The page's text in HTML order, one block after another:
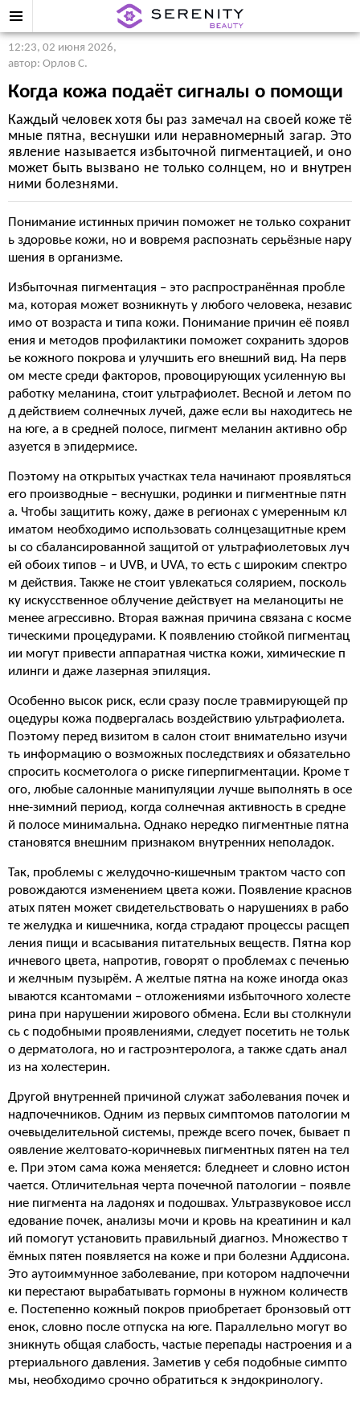
12:23, 02 июня 2026,
автор: Орлов С.
Когда кожа подаёт сигналы о помощи
Каждый человек хотя бы раз замечал на своей коже тё
мные пятна, веснушки или неравномерный загар. Это
явление называется избыточной пигментацией, и оно
может быть вызвано не только солнцем, но и внутрен
ними болезнями.
Понимание истинных причин поможет не только сохранит
ь здоровье кожи, но и вовремя распознать серьёзные нару
шения в организме.
Избыточная пигментация – это распространённая пробле
ма, которая может возникнуть у любого человека, независ
имо от возраста и типа кожи. Понимание причин её появл
ения и методов профилактики поможет сохранить здоров
ье кожного покрова и улучшить его внешний вид. На перв
ом месте среди факторов, провоцирующих усиленную вы
работку меланина, стоит ультрафиолет. Весной и летом по
д действием солнечных лучей, даже если вы находитесь не
на юге, а в средней полосе, пигмент меланин активно обр
азуется в эпидермисе.
Поэтому на открытых участках тела начинают проявляться
его производные – веснушки, родинки и пигментные пятн
а. Чтобы защитить кожу, даже в регионах с умеренным кл
иматом необходимо использовать солнцезащитные крем
ы со сбалансированной защитой от ультрафиолетовых луч
ей обоих типов – и UVB, и UVA, то есть с широким спектро
м действия. Также не стоит увлекаться солярием, посколь
ку искусственное облучение действует на меланоциты не
менее агрессивно. Вторая важная причина связана с косме
тическими процедурами. К появлению стойкой пигментац
ии могут привести аппаратная чистка кожи, химические п
илинги и даже лазерная эпиляция.
Особенно высок риск, если сразу после травмирующей пр
оцедуры кожа подвергалась воздействию ультрафиолета.
Поэтому перед визитом в салон стоит внимательно изучи
ть информацию о возможных последствиях и обязательно
спросить косметолога о риске гиперпигментации. Кроме т
ого, любые салонные манипуляции лучше выполнять в осе
нне-зимний период, когда солнечная активность в средне
й полосе минимальна. Однако нередко пигментные пятна
становятся внешним признаком внутренних неполадок.
Так, проблемы с желудочно-кишечным трактом часто соп
ровождаются изменением цвета кожи. Появление краснов
атых пятен может свидетельствовать о нарушениях в рабо
те желудка и кишечника, когда страдают процессы расщеп
ления пищи и всасывания питательных веществ. Пятна кор
ичневого цвета, напротив, говорят о проблемах с печенью
и желчным пузырём. А желтые пятна на коже иногда оказ
ываются ксантомами – отложениями избыточного холесте
рина при нарушении жирового обмена. Если вы столкнули
сь с подобными проявлениями, следует посетить не тольк
о дерматолога, но и гастроэнтеролога, а также сдать анал
из на холестерин.
Другой внутренней причиной служат заболевания почек и
надпочечников. Одним из первых симптомов патологии м
очевыделительной системы, прежде всего почек, бывает п
оявление желтовато-коричневых пигментных пятен на тел
е. При этом сама кожа меняется: бледнеет и словно истон
чается. Отличительная черта почечной патологии – появле
ние пигмента на ладонях и подошвах. Ультразвуковое иссл
едование почек, анализы мочи и кровь на креатинин и кал
ий помогут установить правильный диагноз. Множество т
ёмных пятен появляется на коже и при болезни Аддисона.
Это аутоиммунное заболевание, при котором надпочечни
ки перестают вырабатывать гормоны в нужном количеств
е. Постепенно кожный покров приобретает бронзовый отт
енок, словно после отпуска на юге. Параллельно могут во
зникнуть общая слабость, частые перепады настроения и а
ртериального давления. Заметив у себя подобные симпто
мы, необходимо срочно обратиться к эндокринологу.